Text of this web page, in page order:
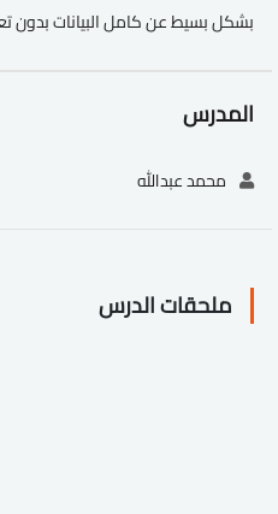
بشكل بسيط عن كامل البيانات بدون
المدرس
محمد عبدالله
ملحقات الدرس